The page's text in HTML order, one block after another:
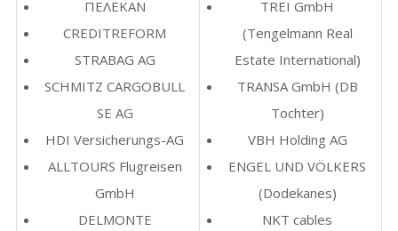
ΠΕΛΕΚΑΝ
CREDITREFORM
STRABAG AG
SCHMITZ CARGOBULL
SE AG
HDI Versicherungs-AG
ALLTOURS Flugreisen
GmbH
DELMONTE
TREI GmbH
(Tengelmann Real
Estate International)
TRANSA GmbH (DB
Tochter)
VBH Holding AG
ENGEL UND VÖLKERS
(Dodekanes)
NKT cables